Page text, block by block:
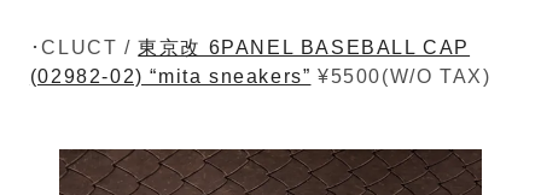
･CLUCT /東京改 6PANEL BASEBALL CAP
(02982-02) “mita sneakers” ¥5500(W/O TAX)